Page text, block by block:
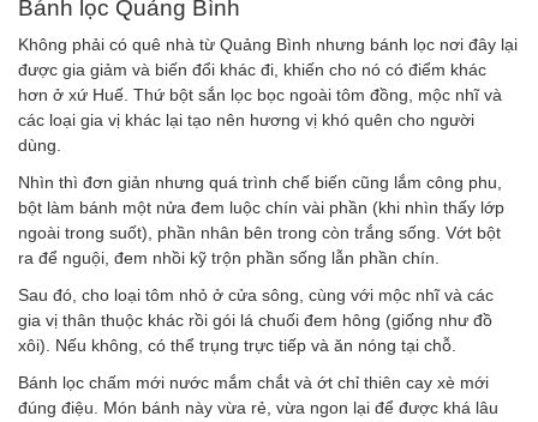
Bánh lọc Quảng Bình
Không phải có quê nhà từ Quảng Bình nhưng bánh lọc nơi đây lại
được gia giảm và biến đổi khác đi, khiến cho nó có điểm khác
hơn ở xứ Huế. Thứ bột sắn lọc bọc ngoài tôm đồng, mộc nhĩ và
các loại gia vị khác lại tạo nên hương vị khó quên cho người
dùng.
Nhìn thì đơn giản nhưng quá trình chế biến cũng lắm công phu,
bột làm bánh một nửa đem luộc chín vài phần (khi nhìn thấy lớp
ngoài trong suốt), phần nhân bên trong còn trắng sống. Vớt bột
ra để nguội, đem nhồi kỹ trộn phần sống lẫn phần chín.
Sau đó, cho loại tôm nhỏ ở cửa sông, cùng với mộc nhĩ và các
gia vị thân thuộc khác rồi gói lá chuối đem hông (giống như đồ
xôi). Nếu không, có thể trụng trực tiếp và ăn nóng tại chỗ.
Bánh lọc chấm mới nước mắm chắt và ớt chỉ thiên cay xè mới
đúng điệu. Món bánh này vừa rẻ, vừa ngon lại để được khá lâu